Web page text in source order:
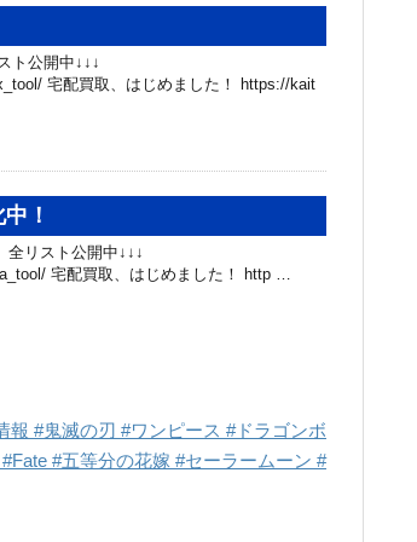
ト公開中↓↓↓
宅配買取、はじめました！ https://kait
！
全リスト公開中↓↓↓
宅配買取、はじめました！ http …
#鬼滅の刃 #ワンピース #ドラゴンボ
#五等分の花嫁 #セーラームーン #